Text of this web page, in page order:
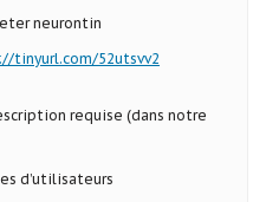
neurontin
tinyurl.com/52utsvv2
requise (dans notre
d’utilisateurs